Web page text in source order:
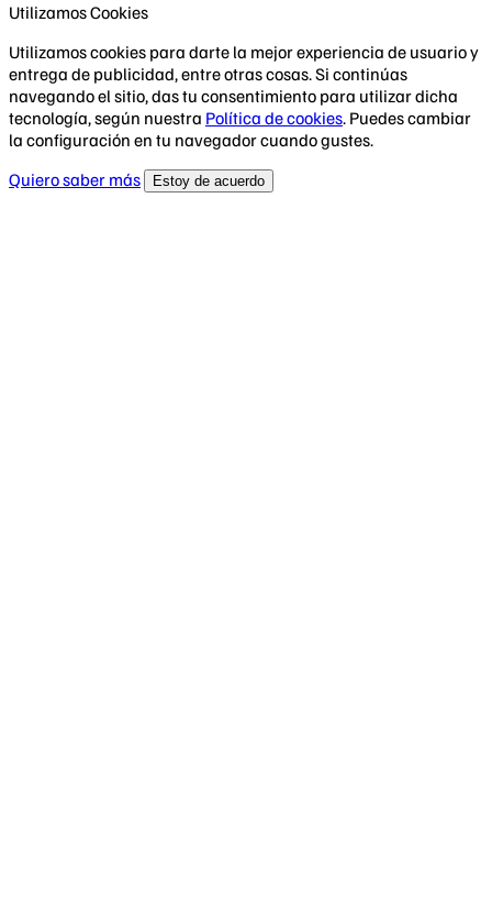
Utilizamos Cookies
Utilizamos cookies para darte la mejor experiencia de usuario y
entrega de publicidad, entre otras cosas. Si continúas
navegando el sitio, das tu consentimiento para utilizar dicha
tecnología, según nuestra Política de cookies. Puedes cambiar
la configuración en tu navegador cuando gustes.
Quiero saber más
Estoy de acuerdo